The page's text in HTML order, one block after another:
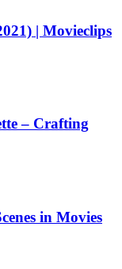
| Movieclips
– Crafting
in Movies